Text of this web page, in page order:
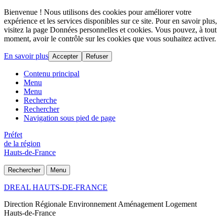
Bienvenue ! Nous utilisons des cookies pour améliorer votre
expérience et les services disponibles sur ce site. Pour en savoir plus,
visitez la page Données personnelles et cookies. Vous pouvez, à tout
moment, avoir le contrôle sur les cookies que vous souhaitez activer.
En savoir plus Accepter Refuser
Contenu principal
Menu
Menu
Recherche
Rechercher
Navigation sous pied de page
Préfet
de la région
Hauts-de-France
Rechercher Menu
DREAL HAUTS-DE-FRANCE
Direction Régionale Environnement Aménagement Logement
Hauts-de-France